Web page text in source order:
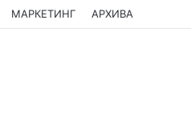
МАРКЕТИНГ АРХИВА